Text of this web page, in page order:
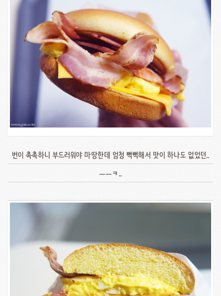
번이 촉촉하니 부드러워야 마땅한데 엄청 뻑뻑해서 맛이 하나도 없었던..
ㅡㅡㅋ..